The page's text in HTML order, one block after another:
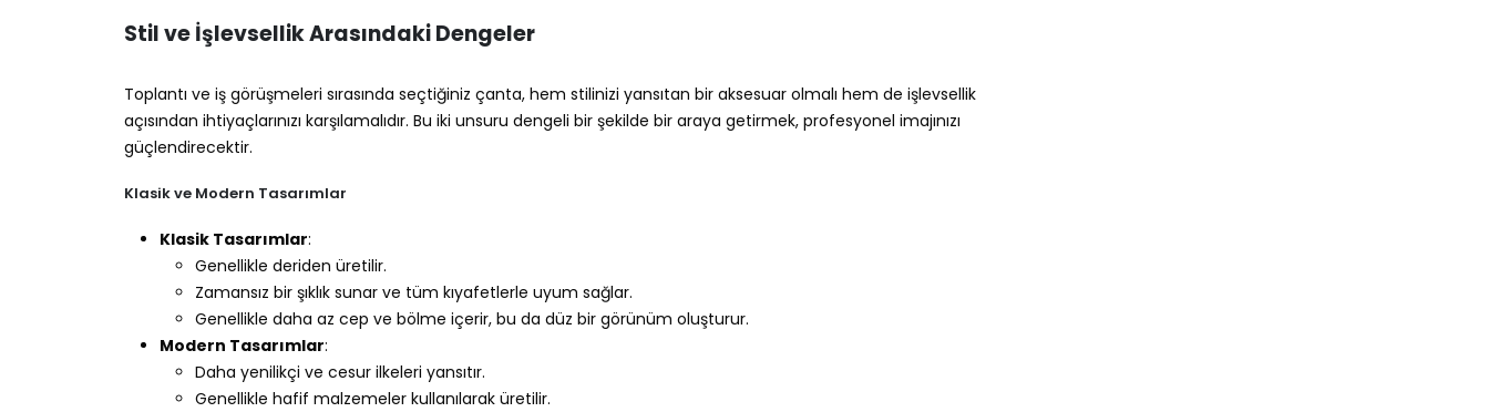
Stil ve İşlevsellik Arasındaki Dengeler
Toplantı ve iş görüşmeleri sırasında seçtiğiniz çanta, hem stilinizi yansıtan bir aksesuar olmalı hem de işlevsellik
açısından ihtiyaçlarınızı karşılamalıdır. Bu iki unsuru dengeli bir şekilde bir araya getirmek, profesyonel imajınızı
güçlendirecektir.
Klasik ve Modern Tasarımlar
Klasik Tasarımlar:
Genellikle deriden üretilir.
Zamansız bir şıklık sunar ve tüm kıyafetlerle uyum sağlar.
Genellikle daha az cep ve bölme içerir, bu da düz bir görünüm oluşturur.
Modern Tasarımlar:
Daha yenilikçi ve cesur ilkeleri yansıtır.
Genellikle hafif malzemeler kullanılarak üretilir.